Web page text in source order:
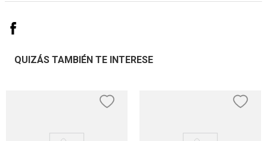
QUIZÁS TAMBIÉN TE INTERESE